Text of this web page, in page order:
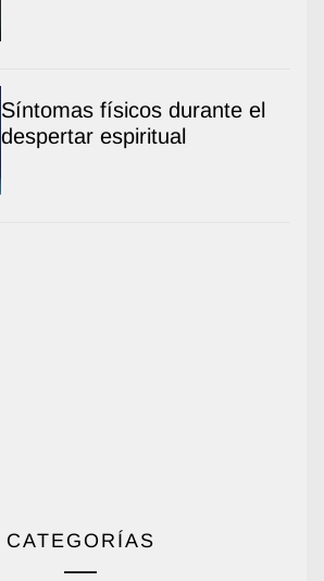
Síntomas físicos durante el
despertar espiritual
CATEGORÍAS